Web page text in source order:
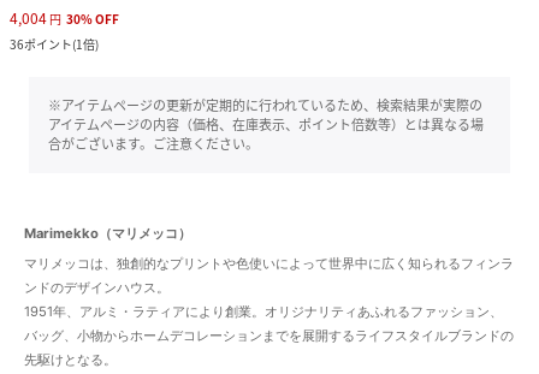
4,004 円 30%OFF
36ポイント(1倍)
※アイテムページの更新が定期的に行われているため、検索結果が実際の
アイテムページの内容（価格、在庫表示、ポイント倍数等）とは異なる場
合がございます。ご注意ください。
Marimekko（マリメッコ）
マリメッコは、独創的なプリントや色使いによって世界中に広く知られるフィンラ
ンドのデザインハウス。
1951年、アルミ・ラティアにより創業。オリジナリティあふれるファッション、
バッグ、小物からホームデコレーションまでを展開するライフスタイルブランドの
先駆けとなる。